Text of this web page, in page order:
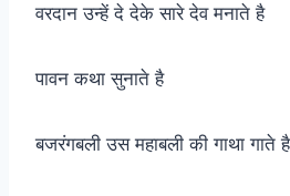
वरदान उन्हें दे देके सारे देव मनाते है
पावन कथा सुनाते है
बजरंगबली उस महाबली की गाथा गाते है